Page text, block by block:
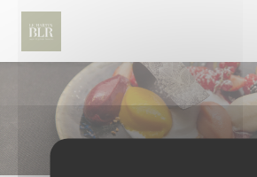
Cookies beheer paneel